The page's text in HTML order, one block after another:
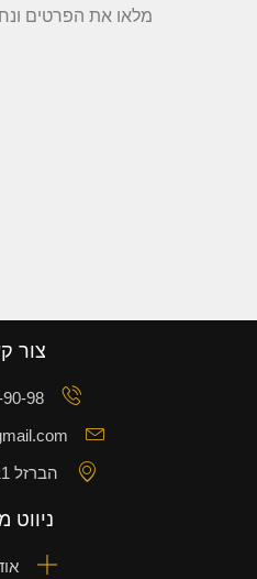
מלאו את הפרטים
צור
98
הברזל 11, תל אביב
ניווט